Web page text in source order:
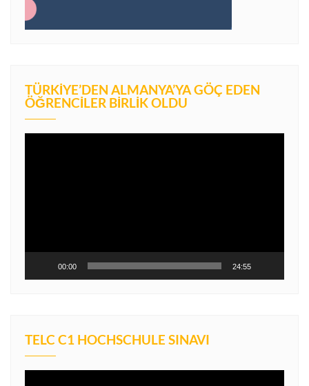
TÜRKIYE’DEN ALMANYA’YA GÖÇ EDEN
ÖĞRENCILER BIRLIK OLDU
00:00 24:55
TELC C1 HOCHSCHULE SINAVI